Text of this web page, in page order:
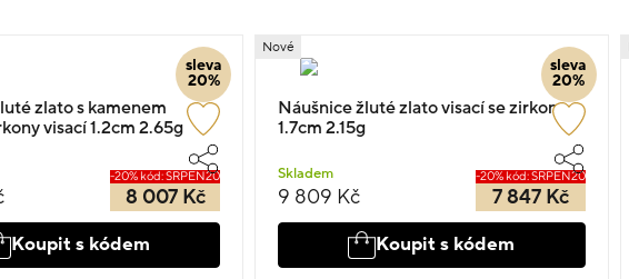
sleva
20%
zlato s kamenem
visací 1.2cm 2.65g
-20% kód: SRPEN20
8 007 Kč
Koupit s kódem
sleva
20%
Nové
Náušnice žluté zlato visací se zirkony
1.7cm 2.15g
Skladem
9 809 Kč
-20% kód: SRPEN20
7 847 Kč
Koupit s kódem